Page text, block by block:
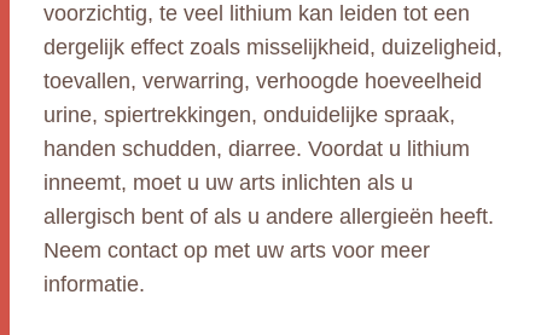
voorzichtig, te veel lithium kan leiden tot een
dergelijk effect zoals misselijkheid, duizeligheid,
toevallen, verwarring, verhoogde hoeveelheid
urine, spiertrekkingen, onduidelijke spraak,
handen schudden, diarree. Voordat u lithium
inneemt, moet u uw arts inlichten als u
allergisch bent of als u andere allergieën heeft.
Neem contact op met uw arts voor meer
informatie.